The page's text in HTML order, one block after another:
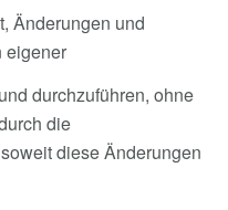
Änderungen und
eigener
durchzuführen, ohne
die
diese Änderungen